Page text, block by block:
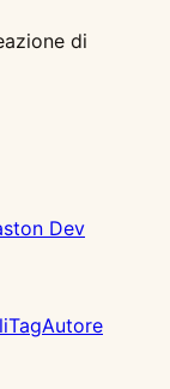
di
Dev
TagAutore